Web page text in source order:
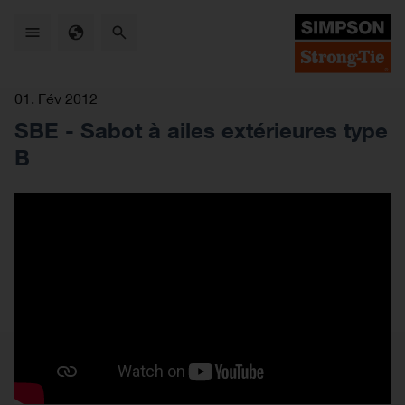
01. Fév 2012
SBE - Sabot à ailes extérieures type
B